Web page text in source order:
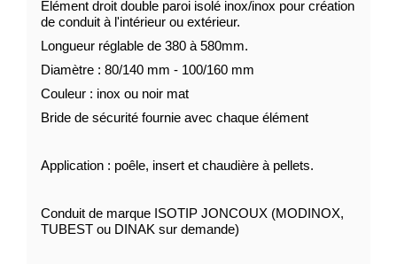
Elément droit double paroi isolé inox/inox pour création
de conduit à l'intérieur ou extérieur.
Longueur réglable de 380 à 580mm.
Diamètre : 80/140 mm - 100/160 mm
Couleur : inox ou noir mat
Bride de sécurité fournie avec chaque élément
Application : poêle, insert et chaudière à pellets.
Conduit de marque ISOTIP JONCOUX (MODINOX,
TUBEST ou DINAK sur demande)